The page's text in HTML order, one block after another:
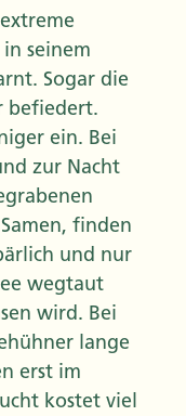
seinem
Sogar die
befiedert.
ein. Bei
zur Nacht
finden
und nur
wegtaut
wird. Bei
lange
erst im
kostet viel